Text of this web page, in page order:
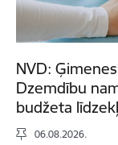
NVD:
Dzemdību
budžeta
06.08.2026.